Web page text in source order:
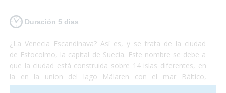
Duración 5 dias
¿La Venecia Escandinava? Así es, y se trata de la ciudad
de Estocolmo, la capital de Suecia. Este nombre se debe a
que la ciudad está construida sobre 14 islas diferentes, en
la en la union del lago Mälaren con el mar Báltico,
comunicadas por más de cincuenta puentes. No sólo es la